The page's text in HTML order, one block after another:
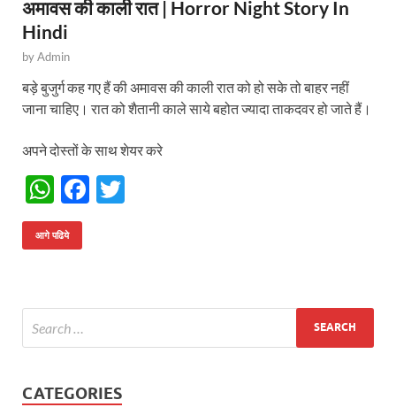
अमावस की काली रात | Horror Night Story In
Hindi
byAdmin
बड़े बुजुर्ग कह गए हैं की अमावस की काली रात को हो सके तो बाहर नहीं
जाना चाहिए। रात को शैतानी काले साये बहोत ज्यादा ताकदवर हो जाते हैं।
अपने दोस्तों के साथ शेयर करे
W
h
at
A
p
p
F
o
k
आगे पढिये
CATEGORIES